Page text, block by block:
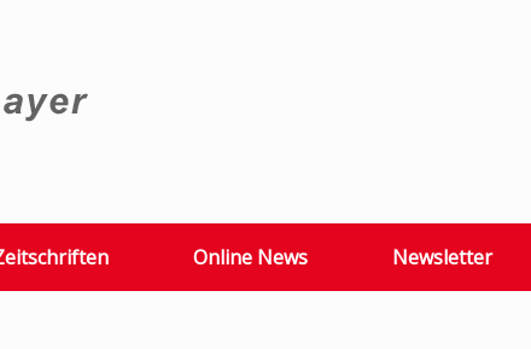
Online News Newsletter